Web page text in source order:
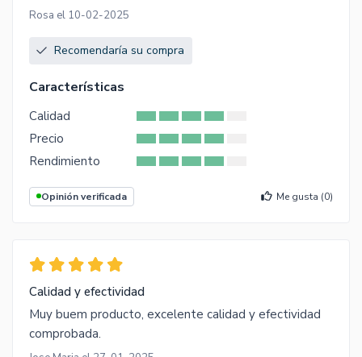
Rosa el 10-02-2025
Recomendaría su compra
Características
Calidad
Precio
Rendimiento
Opinión verificada Me gusta (0)
Calidad y efectividad
Muy buem producto, excelente calidad y efectividad
comprobada.